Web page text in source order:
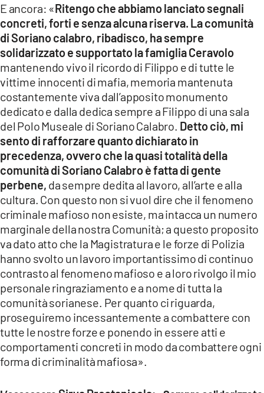
E ancora: «Ritengo che abbiamo lanciato segnali
concreti, forti e senza alcuna riserva. La comunità
di Soriano calabro, ribadisco, ha sempre
solidarizzato e supportato la famiglia Ceravolo
mantenendo vivo il ricordo di Filippo e di tutte le
vittime innocenti di mafia, memoria mantenuta
costantemente viva dall’apposito monumento
dedicato e dalla dedica sempre a Filippo di una sala
del Polo Museale di Soriano Calabro. Detto ciò, mi
sento di rafforzare quanto dichiarato in
precedenza, ovvero che la quasi totalità della
comunità di Soriano Calabro è fatta di gente
perbene, da sempre dedita al lavoro, all’arte e alla
cultura. Con questo non si vuol dire che il fenomeno
criminale mafioso non esiste, ma intacca un numero
marginale della nostra Comunità; a questo proposito
va dato atto che la Magistratura e le forze di Polizia
hanno svolto un lavoro importantissimo di continuo
contrasto al fenomeno mafioso e a loro rivolgo il mio
personale ringraziamento e a nome di tutta la
comunità sorianese. Per quanto ci riguarda,
proseguiremo incessantemente a combattere con
tutte le nostre forze e ponendo in essere atti e
comportamenti concreti in modo da combattere ogni
forma di criminalità mafiosa».